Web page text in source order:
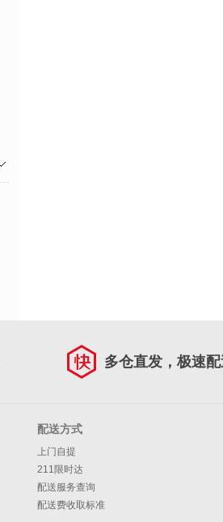
多仓直发，极速
配送方式
上门自提
211限时达
配送服务查询
配送费收取标准